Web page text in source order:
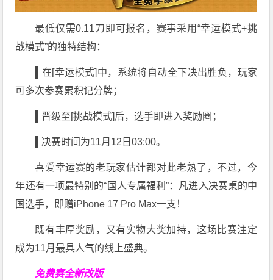
最低仅需0.11刀即可报名，赛事采用“幸运模式+挑
战模式”的独特结构：
在[幸运模式]中，系统将自动全下决出胜负，玩家
可多次参赛累积记分牌；
晋级至[挑战模式]后，选手即进入奖励圈；
决赛时间为11月12日03:00。
喜爱幸运赛的老玩家估计都对此老熟了，不过，今
年还有一项最特别的“国人专属福利”：凡进入决赛桌的中
国选手，即赠iPhone 17 Pro Max一支！
既有丰厚奖励，又有实物大奖加持，这场比赛注定
成为11月最具人气的线上盛典。
免费赛全新改版